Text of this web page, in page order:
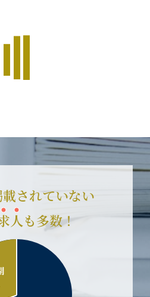
されていない
人も多数！